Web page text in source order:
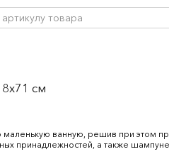
см
маленькую ванную, решив при этом
принадлежностей, а также